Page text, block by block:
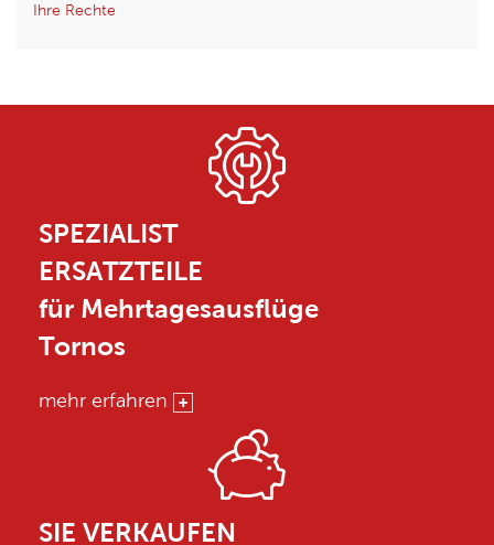
Ihre Rechte
SPEZIALIST
ERSATZTEILE
für Mehrtagesausflüge
Tornos
mehr erfahren
SIE VERKAUFEN